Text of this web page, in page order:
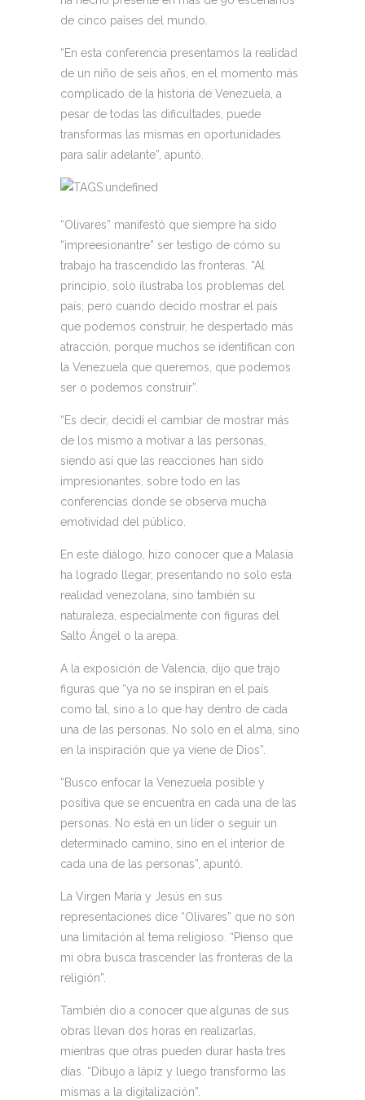
de cinco países del mundo.
“En esta conferencia presentamos la realidad
de un niño de seis años, en el momento más
complicado de la historia de Venezuela, a
pesar de todas las dificultades, puede
transformas las mismas en oportunidades
para salir adelante”, apuntó.
“Olivares” manifestó que siempre ha sido
“impreesionantre” ser testigo de cómo su
trabajo ha trascendido las fronteras. “Al
principio, solo ilustraba los problemas del
país; pero cuando decido mostrar el país
que podemos construir, he despertado más
atracción, porque muchos se identifican con
la Venezuela que queremos, que podemos
ser o podemos construir”.
“Es decir, decidí el cambiar de mostrar más
de los mismo a motivar a las personas,
siendo así que las reacciones han sido
impresionantes, sobre todo en las
conferencias donde se observa mucha
emotividad del público.
En este diálogo, hizo conocer que a Malasia
ha logrado llegar, presentando no solo esta
realidad venezolana, sino también su
naturaleza, especialmente con figuras del
Salto Ángel o la arepa.
A la exposición de Valencia, dijo que trajo
figuras que “ya no se inspiran en el país
como tal, sino a lo que hay dentro de cada
una de las personas. No solo en el alma, sino
en la inspiración que ya viene de Dios”.
“Busco enfocar la Venezuela posible y
positiva que se encuentra en cada una de las
personas. No está en un líder o seguir un
determinado camino, sino en el interior de
cada una de las personas”, apuntó.
La Virgen María y Jesús en sus
representaciones dice “Olivares” que no son
una limitación al tema religioso. “Pienso que
mi obra busca trascender las fronteras de la
religión”.
También dio a conocer que algunas de sus
obras llevan dos horas en realizarlas,
mientras que otras pueden durar hasta tres
días. “Dibujo a lápiz y luego transformo las
mismas a la digitalización”.